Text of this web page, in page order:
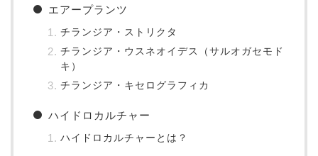
エアープランツ
チランジア・ストリクタ
チランジア・ウスネオイデス（サルオガセモド
キ）
チランジア・キセログラフィカ
ハイドロカルチャー
ハイドロカルチャーとは？